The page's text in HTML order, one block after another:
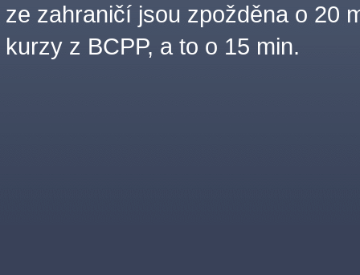
ze zahraničí jsou zpožděna o 20
kurzy z BCPP, a to o 15 min.